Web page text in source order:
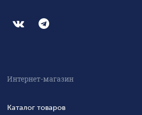
Интернет-магазин
Каталог товаров